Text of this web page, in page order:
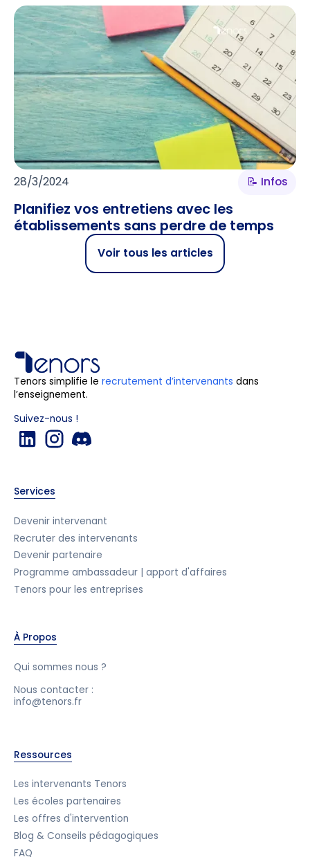
28/3/2024 📝 Infos
Planifiez vos entretiens avec les
établissements sans perdre de temps
Voir tous les articles
Tenors simplifie le recrutement d’intervenants dans
l’enseignement.
Suivez-nous !
Services
Devenir intervenant
Recruter des intervenants
Devenir partenaire
Programme ambassadeur | apport d'affaires
Tenors pour les entreprises
À Propos
Qui sommes nous ?
Nous contacter :
info@tenors.fr
Ressources
Les intervenants Tenors
Les écoles partenaires
Les offres d'intervention
Blog & Conseils pédagogiques
FAQ